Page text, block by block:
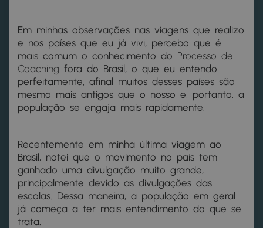
Em minhas observações nas viagens que realizo
e nos países que eu já vivi, percebo que é
mais comum o conhecimento do Processo de
Coaching fora do Brasil, o que eu entendo
perfeitamente, afinal muitos desses países são
mesmo mais antigos que o nosso e, portanto, a
população se engaja mais rapidamente.
Recentemente em minha última viagem ao
Brasil, notei que o movimento no país tem
ganhado uma divulgação muito grande,
principalmente devido as divulgações das
escolas. Dessa maneira, a população em geral
já começa a ter mais entendimento do que se
trata.